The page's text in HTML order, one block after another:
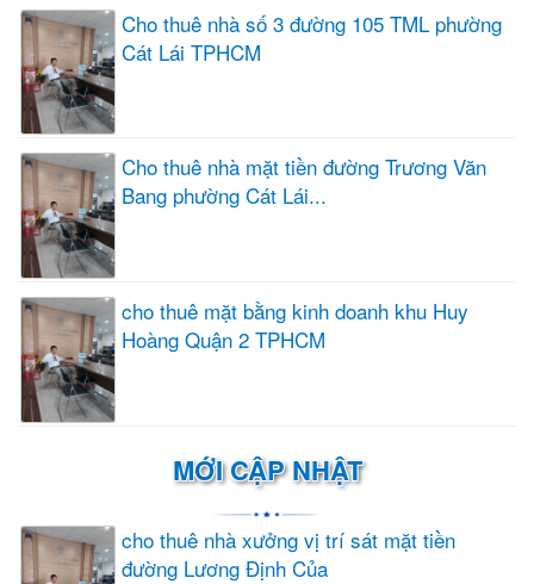
Cho thuê nhà số 3 đường 105 TML phường
Cát Lái TPHCM
Cho thuê nhà mặt tiền đường Trương Văn
Bang phường Cát Lái...
cho thuê mặt bằng kinh doanh khu Huy
Hoàng Quận 2 TPHCM
MỚI CẬP NHẬT
cho thuê nhà xưởng vị trí sát mặt tiền
đường Lương Định Của